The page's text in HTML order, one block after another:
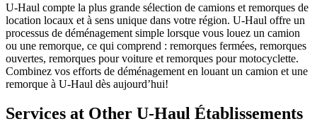
U-Haul compte la plus grande sélection de camions et remorques de
location locaux et à sens unique dans votre région. U-Haul offre un
processus de déménagement simple lorsque vous louez un camion
ou une remorque, ce qui comprend : remorques fermées, remorques
ouvertes, remorques pour voiture et remorques pour motocyclette.
Combinez vos efforts de déménagement en louant un camion et une
remorque à U-Haul dès aujourd’hui!
Services at Other U-Haul Établissements